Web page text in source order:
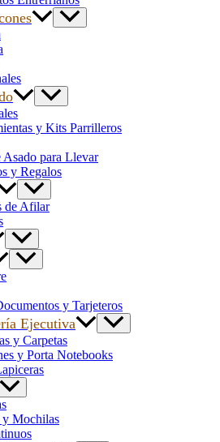
y Kits Parrilleros
Asado para Llevar
y Regalos
de Afilar
y Tarjeteros
Ejecutiva
y Carpetas
y Porta Notebooks
y Mochilas